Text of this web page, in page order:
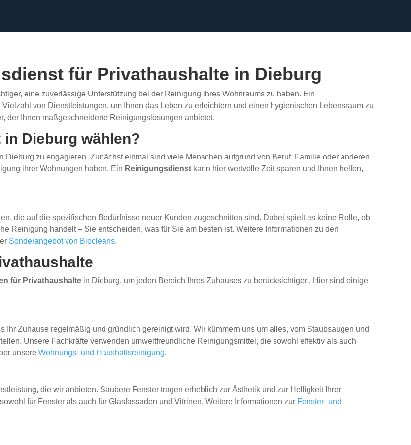
für Privathaushalte in Dieburg
eine zuverlässige Unterstützung bei der Reinigung ihres Wohnraums zu haben. Ein
Vielzahl von Dienstleistungen, um Ihnen das Leben zu erleichtern und einen hygienischen Lebensraum zu
der Ihnen maßgeschneiderte Reinigungslösungen anbietet.
Dieburg wählen?
zu engagieren. Zunächst einmal sind viele Menschen aufgrund von Beruf, Familie oder anderen
ihrer Wohnungen haben. Ein Reinigungsdienst kann hier wertvolle Zeit sparen und Ihnen helfen,
die auf die spezifischen Bedürfnisse neuer Kunden zugeschnitten sind. Dabei spielt es keine Rolle, ob
Reinigung handelt – Sie entscheiden, was für Sie am besten ist. Weitere Informationen zu den
Sonderangebot von Biocleans.
für Privathaushalte in Dieburg, um jeden Bereich Ihres Zuhauses zu berücksichtigen. Hier sind einige
Ihr Zuhause regelmäßig und gründlich gereinigt wird. Wir kümmern uns um alles, vom Staubsaugen und
Unsere Fachkräfte verwenden umweltfreundliche Reinigungsmittel, die sowohl effektiv als auch
unsereWohnungs- und Haushaltsreinigung.
die wir anbieten. Saubere Fenster tragen erheblich zur Ästhetik und zur Helligkeit Ihrer
für Fenster als auch für Glasfassaden und Vitrinen. Weitere Informationen zur Fenster- und